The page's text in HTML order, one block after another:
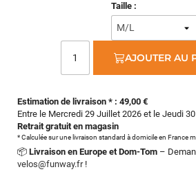
Estimation de livraison * : 49,00 €
Entre le Mercredi 29 Juillet 2026 et le Jeudi
Retrait gratuit en magasin
* Calculée sur une livraison standard à domicile en France
📦 Livraison en Europe et Dom-Tom –
velos@funway.fr!
Taille :
AJOUTER AU